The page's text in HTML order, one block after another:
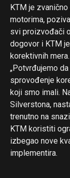
KTM je
motorima,
svi proizvođači
dogovor i KTM
korektivnih
„Potvrđujemo
sprovođenje
koji smo imali.
Silverstona,
trenutno na
KTM koristiti
izbegao nove
implementira.